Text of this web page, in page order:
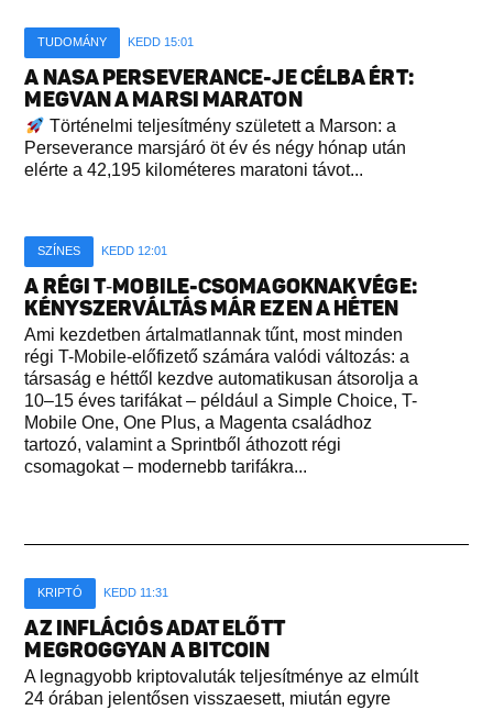
TUDOMÁNY KEDD 15:01
A NASA PERSEVERANCE-JE CÉLBA ÉRT:
MEGVAN A MARSI MARATON
Történelmi teljesítmény született a Marson: a
Perseverance marsjáró öt év és négy hónap után
elérte a 42,195 kilométeres maratoni távot...
SZÍNES KEDD 12:01
A RÉGI T‑MOBILE-CSOMAGOKNAK VÉGE:
KÉNYSZERVÁLTÁS MÁR EZEN A HÉTEN
Ami kezdetben ártalmatlannak tűnt, most minden
régi T-Mobile-előfizető számára valódi változás: a
társaság e héttől kezdve automatikusan átsorolja a
10–15 éves tarifákat – például a Simple Choice, T-
Mobile One, One Plus, a Magenta családhoz
tartozó, valamint a Sprintből áthozott régi
csomagokat – modernebb tarifákra...
KRIPTÓ KEDD 11:31
AZ INFLÁCIÓS ADAT ELŐTT
MEGROGGYAN A BITCOIN
A legnagyobb kriptovaluták teljesítménye az elmúlt
24 órában jelentősen visszaesett, miután egyre